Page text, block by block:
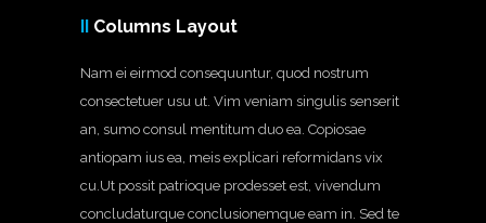
II Columns Layout
Nam ei eirmod consequuntur, quod nostrum
consectetuer usu ut. Vim veniam singulis senserit
an, sumo consul mentitum duo ea. Copiosae
antiopam ius ea, meis explicari reformidans vix
cu.Ut possit patrioque prodesset est, vivendum
concludaturque conclusionemque eam in. Sed te